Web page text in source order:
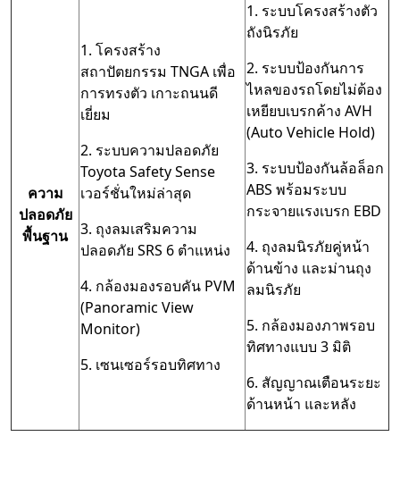
ความ
ปลอดภัย
พื้นฐาน
1. โครงสร้าง
สถาปัตยกรรม TNGA เพื่อ
การทรงตัว เกาะถนนดี
เยี่ยม
2. ระบบความปลอดภัย
Toyota Safety Sense
เวอร์ชั่นใหม่ล่าสุด
3. ถุงลมเสริมความ
ปลอดภัย SRS 6 ตำแหน่ง
4. กล้องมองรอบคัน PVM
(Panoramic View
Monitor)
5. เซนเซอร์รอบทิศทาง
1. ระบบโครงสร้างตัว
ถังนิรภัย
2. ระบบป้องกันการ
ไหลของรถโดยไม่ต้อง
เหยียบเบรกค้าง AVH
(Auto Vehicle Hold)
3. ระบบป้องกันล้อล็อก
ABS พร้อมระบบ
กระจายแรงเบรก EBD
4. ถุงลมนิรภัยคู่หน้า
ด้านข้าง และม่านถุง
ลมนิรภัย
5. กล้องมองภาพรอบ
ทิศทางแบบ 3 มิติ
6. สัญญาณเตือนระยะ
ด้านหน้า และหลัง